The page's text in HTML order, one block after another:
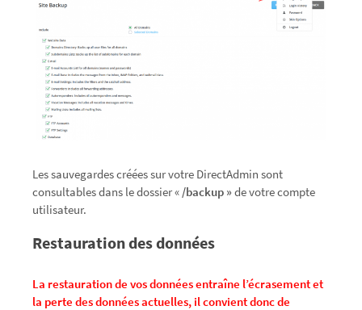
Les sauvegardes créées sur votre DirectAdmin sont
consultables dans le dossier « /backup » de votre compte
utilisateur.
Restauration des données
La restauration de vos données entraîne l’écrasement et
la perte des données actuelles, il convient donc de